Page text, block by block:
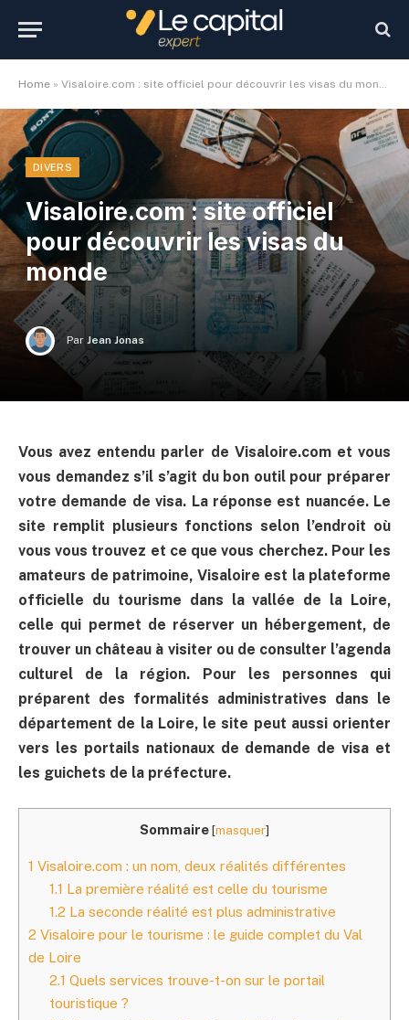
Home » Visaloire.com : site officiel​ pour découvrir les visas du monde
DIVERS
Visaloire.com : site officiel​
pour découvrir les visas du
monde
Par Jean Jonas
Vous avez entendu parler de Visaloire.com et vous
vous demandez s’il s’agit du bon outil pour préparer
votre demande de visa. La réponse est nuancée. Le
site remplit plusieurs fonctions selon l’endroit où
vous vous trouvez et ce que vous cherchez. Pour les
amateurs de patrimoine, Visaloire est la plateforme
officielle du tourisme dans la vallée de la Loire,
celle qui permet de réserver un hébergement, de
trouver un château à visiter ou de consulter l’agenda
culturel de la région. Pour les personnes qui
préparent des formalités administratives dans le
département de la Loire, le site peut aussi orienter
vers les portails nationaux de demande de visa et
les guichets de la préfecture.
Sommaire[masquer]
1 Visaloire.com : un nom, deux réalités différentes
1.1 La première réalité est celle du tourisme
1.2 La seconde réalité est plus administrative
2 Visaloire pour le tourisme : le guide complet du Val
de Loire
2.1 Quels services trouve-t-on sur le portail
touristique ?